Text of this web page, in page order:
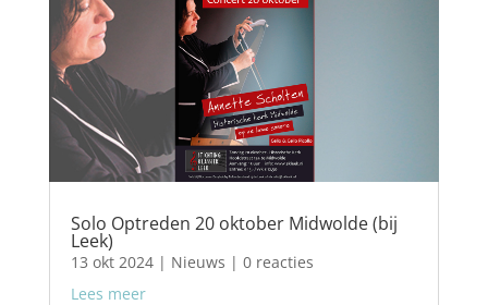
Solo Optreden 20 oktober Midwolde (bij
Leek)
13 okt 2024| Nieuws | 0 reacties
Lees meer